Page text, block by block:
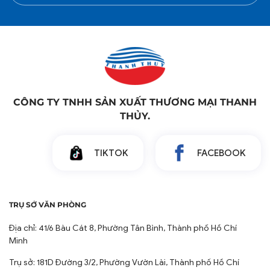
Chăn Ra Thanh Thủy - Đối Tác Tin Cậy
Cho Nơ Ghế Chất Lượng
Với nhiều năm kinh nghiệm trong lĩnh vực cung cấp vải
và phụ kiện nội thất, Chăn Ra Thanh Thủy cam kết
cấp, bền màu, chống nhăn tốt như phi bóng, voan,
satin... đảm bảo nơ ghế luôn mới đẹp và dễ dàng bảo
quản.
CÔNG TY TNHH SẢN XUẤT THƯƠNG MẠI THANH
THỦY.
TIKTOK FACEBOOK
TRỤ SỞ VĂN PHÒNG
Địa chỉ: 41/6 Bàu Cát 8, Phường Tân Bình, Thành phố Hồ Chí
Minh
Trụ sở: 181D Đường 3/2, Phường Vườn Lài, Thành phố Hồ Chí